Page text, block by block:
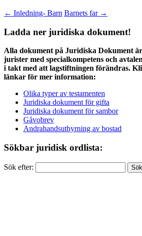
← Inledning- Barn Barnets far →
Ladda ner juridiska dokument!
Alla dokument på Juridiska Dokument
jurister med specialkompetens och
i takt med att lagstiftningen förändras.
länkar för mer information:
Olika typer av testamenten
Juridiska dokument för gifta
Juridiska dokument för sambor
Gåvobrev
Andrahandsuthyrning av bostad
Sökbar juridisk ordlista:
Sök efter: